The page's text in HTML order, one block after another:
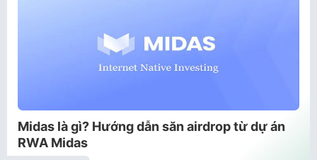
Midas là gì? Hướng dẫn săn airdrop từ dự án
RWA Midas